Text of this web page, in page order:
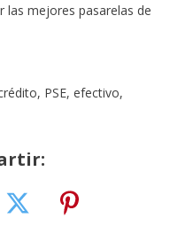
mejores pasarelas de
PSE, efectivo,